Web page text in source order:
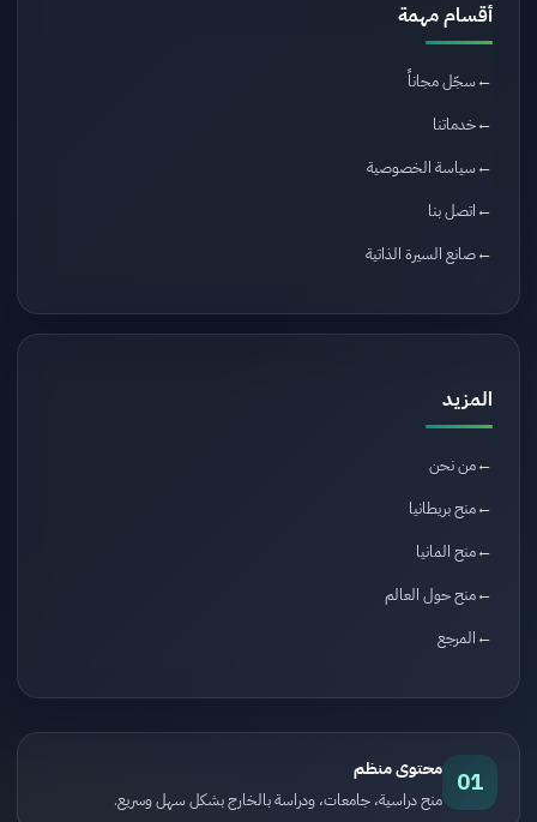
أقسام مهمة
سجّل مجاناً
خدماتنا
سياسة الخصوصية
اتصل بنا
صانع السيرة الذاتية
المزيد
من نحن
منح بريطانيا
منح المانيا
منح حول العالم
المرجع
01 محتوى منظم
منح دراسية، جامعات، ودراسة بالخارج بشكل سهل وسريع.